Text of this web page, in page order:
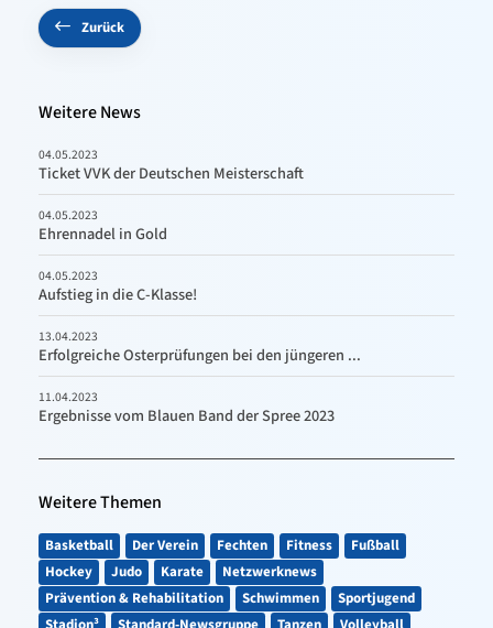
Zurück
Weitere News
04.05.2023
Ticket VVK der Deutschen Meisterschaft
04.05.2023
Ehrennadel in Gold
04.05.2023
Aufstieg in die C-Klasse!
13.04.2023
Erfolgreiche Osterprüfungen bei den jüngeren ...
11.04.2023
Ergebnisse vom Blauen Band der Spree 2023
Weitere Themen
Basketball Der Verein Fechten Fitness
Fußball
Hockey
Judo Karate
Netzwerknews
Prävention & Rehabilitation
Schwimmen
Sportjugend